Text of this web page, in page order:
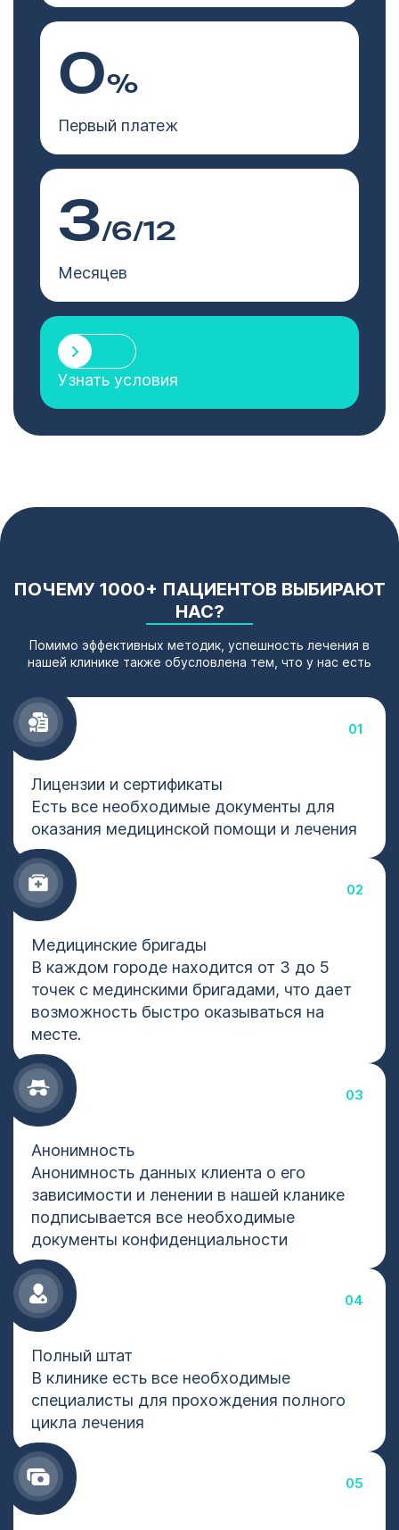
0%
Первый платеж
3/6/12
Месяцев
Узнать условия
ПОЧЕМУ 1000+ ПАЦИЕНТОВ ВЫБИРАЮТ
НАС?
Помимо эффективных методик, успешность лечения в
нашей клинике также обусловлена тем, что у нас есть
Лицензии и сертификаты
Есть все необходимые документы для
оказания медицинской помощи и лечения
01
Медицинские бригады
В каждом городе находится от 3 до 5
точек с мединскими бригадами, что дает
возможность быстро оказываться на
месте.
02
Анонимность
Анонимность данных клиента о его
зависимости и ленении в нашей кланике
подписывается все необходимые
документы конфиденциальности
03
Полный штат
В клинике есть все необходимые
специалисты для прохождения полного
цикла лечения
04
05